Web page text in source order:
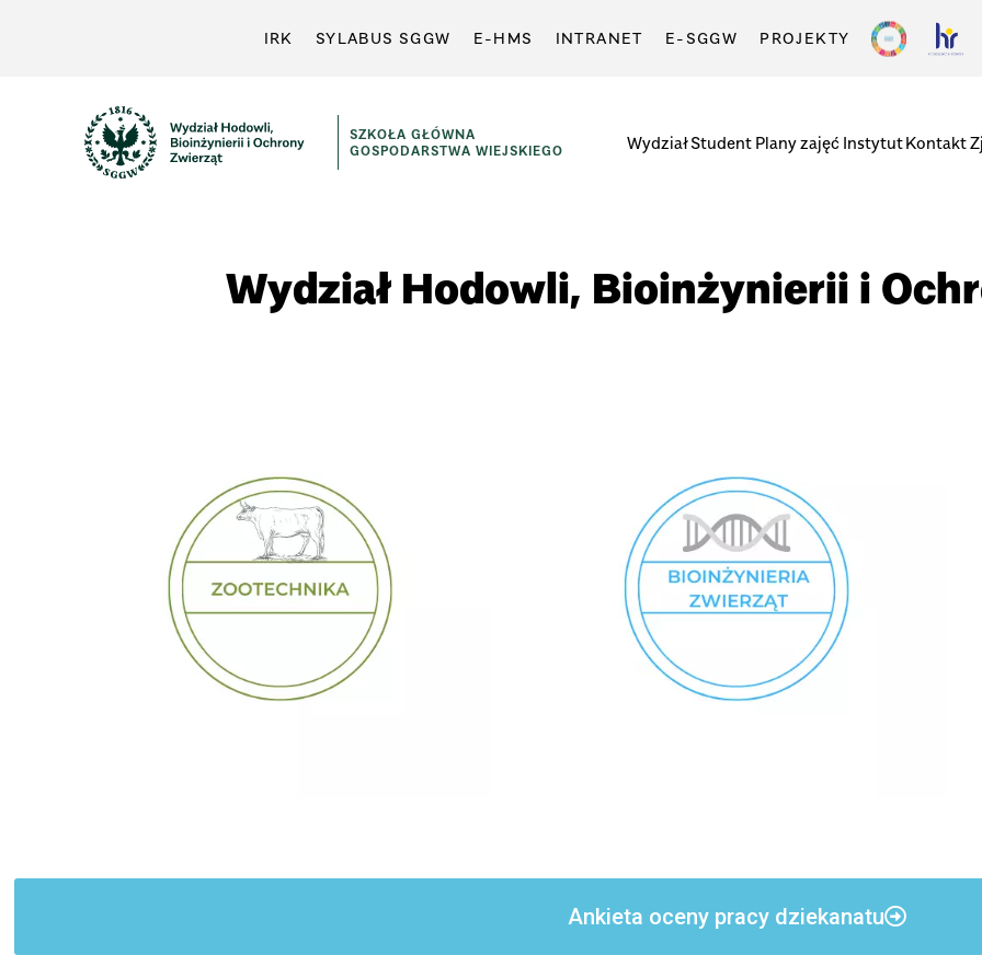
IRK SYLABUS SGGW E-HMS INTRANET E-SGGW PROJEKTY
SZKOŁA GŁÓWNA
GOSPODARSTWA WIEJSKIEGO
WydziałStudent Plany zajęć InstytutKontakt
Wydział Hodowli, Bioinżynierii i
Ankieta oceny pracy dziekanatu